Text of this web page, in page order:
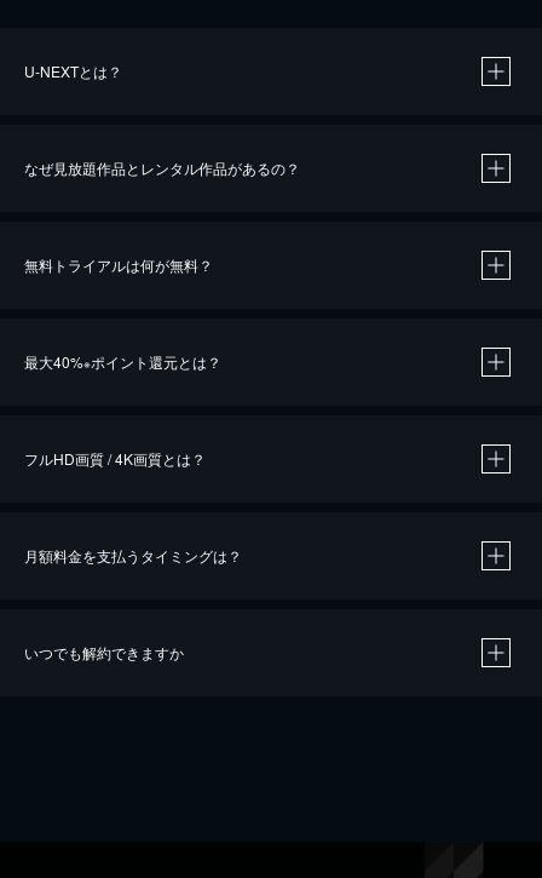
U-NEXTとは？
なぜ見放題作品とレンタル作品があるの？
無料トライアルは何が無料？
最大40%※ポイント還元とは？
※40％ポイント還元の対象は、クレジットカード決済による作品の購入 / レンタルです。
iOSアプリのUコイン決済による作品の購入 / レンタルは、20％のポイント還元です。
フルHD画質 / 4K画質とは？
月額料金を支払うタイミングは？
いつでも解約できますか